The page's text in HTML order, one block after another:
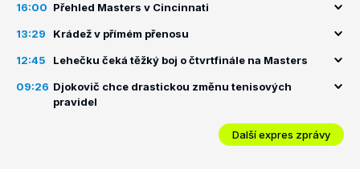
16:00 Přehled Masters v Cincinnati
13:29 Krádež v přímém přenosu
12:45 Lehečku čeká těžký boj o čtvrtfinále na Masters
09:26 Djokovič chce drastickou změnu tenisových
pravidel
Další expres zprávy